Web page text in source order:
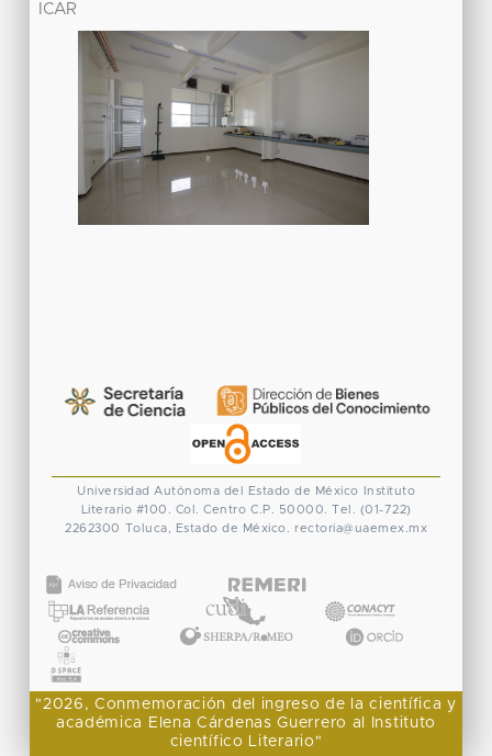
ICAR
Universidad Autónoma del Estado de México
Instituto
Literario #100. Col. Centro C.P. 50000. Tel. (01-722)
2262300 Toluca, Estado de México. rectoria@uaemex.mx
"2026, Conmemoración del ingreso de la científica y
académica Elena Cárdenas Guerrero al Instituto
científico Literario"